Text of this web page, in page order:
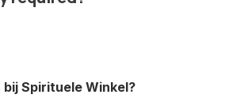
Spirituele Winkel?